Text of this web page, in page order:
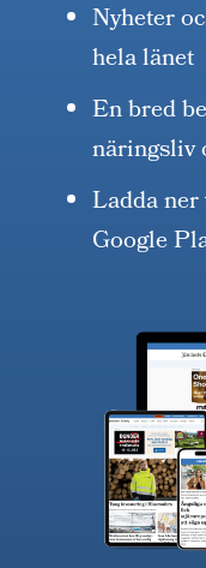
Nyheter
hela länet
En bred
näringsliv
Ladda
Google